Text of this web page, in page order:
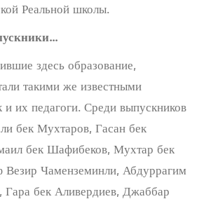
Реальной школы.
здесь образование,
такими же известными
и их педагоги. Среди выпускников
бек Мухтаров, Гасан бек
бек Шафибеков, Мухтар бек
Чаменземинли, Абдуррагим
Гара бек Аливердиев, Джаббар